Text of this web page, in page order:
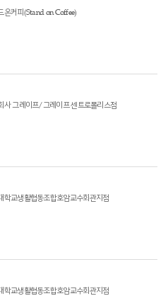
온커피(Stand on Coffee)
사 그레이프/그레이프 센트로폴리스점
학교생활협동조합호암교수회관지점
학교생활협동조합호암교수회관지점